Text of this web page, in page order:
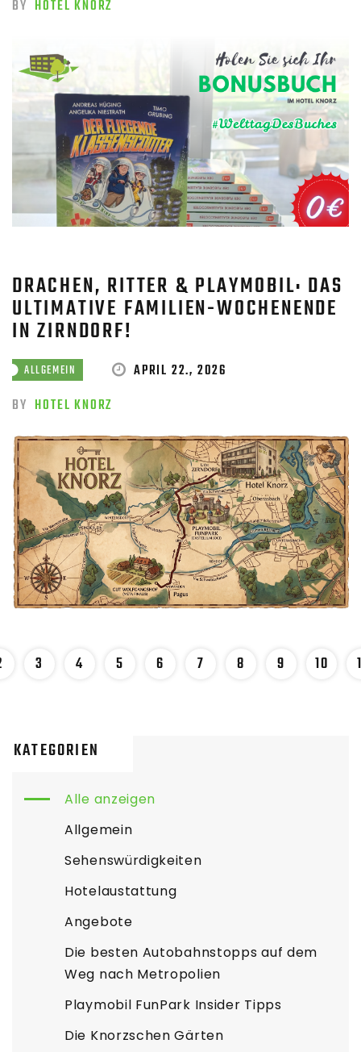
BY HOTEL KNORZ
DRACHEN, RITTER & PLAYMOBIL: DAS
ULTIMATIVE FAMILIEN-WOCHENENDE
IN ZIRNDORF!
ALLGEMEIN
APRIL 22., 2026
BY HOTEL KNORZ
3 4 5 6 7 8 9 10
KATEGORIEN
Alle anzeigen
Allgemein
Sehenswürdigkeiten
Hotelaustattung
Angebote
Die besten Autobahnstopps auf dem
Weg nach Metropolien
Playmobil FunPark Insider Tipps
Die Knorzschen Gärten